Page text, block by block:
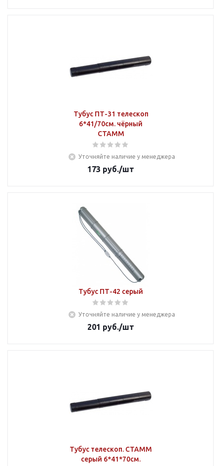
Тубус ПТ-31 телескоп
6*41/70см. чёрный
СТАММ
Уточняйте наличие у менеджера
173 руб./шт
Тубус ПТ-42 серый
Уточняйте наличие у менеджера
201 руб./шт
Тубус телескоп. СТАММ
серый 6*41*70см.